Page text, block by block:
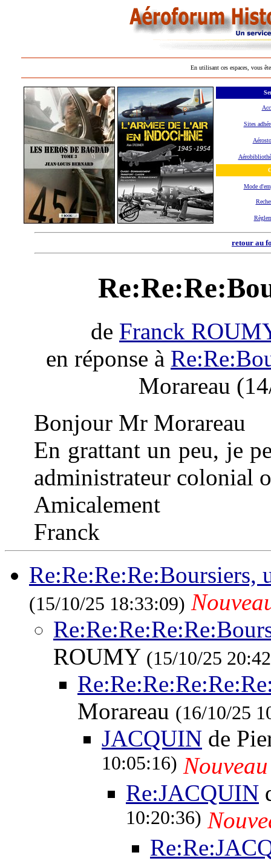
En utilisant ces espaces, vous
Sites
Mode
retour au
de Franck
en réponse à
Morareau
Bonjour Mr Morareau
En grattant un peu, je
administrateur colonial
Amicalement
Franck
Re:Re:Re:Re:Boursiers,
(15/10/25 18:33:09)
ROUMY (15/10/25
Morareau (16/10/25
JACQUIN de
10:05:16) Nouveau
Re:JACQUIN
10:20:36)